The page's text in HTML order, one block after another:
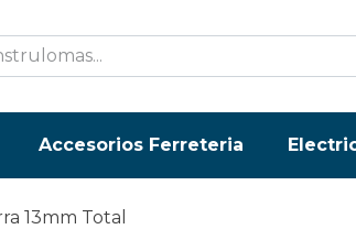
Accesorios Ferreteria
13mm Total